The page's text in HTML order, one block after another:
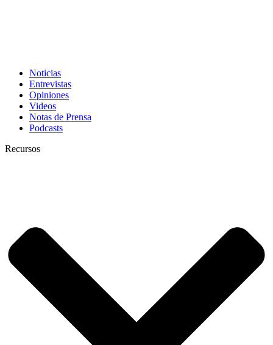
Noticias
Entrevistas
Opiniones
Videos
Notas de Prensa
Podcasts
Recursos